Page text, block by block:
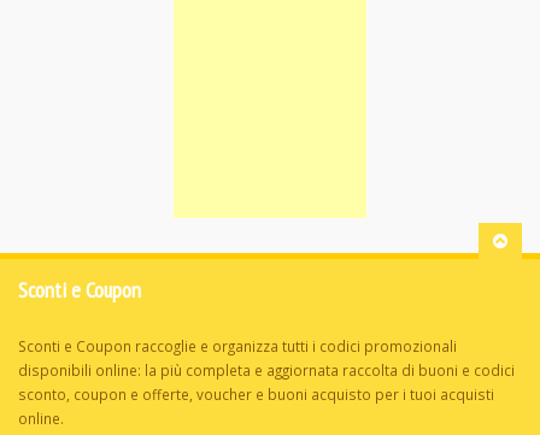
Sconti e Coupon
Sconti e Coupon raccoglie e organizza tutti i codici promozionali
disponibili online: la più completa e aggiornata raccolta di buoni e codici
sconto, coupon e offerte, voucher e buoni acquisto per i tuoi acquisti
online.